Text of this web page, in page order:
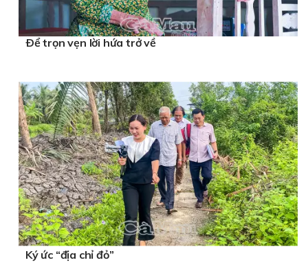
Ðể trọn vẹn lời hứa trở về
Ký ức “địa chỉ đỏ”